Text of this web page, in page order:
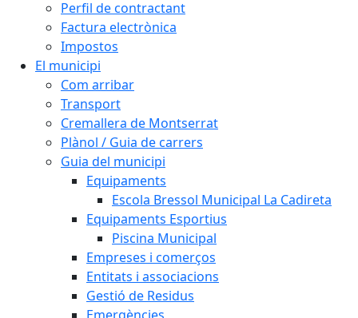
Perfil de contractant
Factura electrònica
Impostos
El municipi
Com arribar
Transport
Cremallera de Montserrat
Plànol / Guia de carrers
Guia del municipi
Equipaments
Escola Bressol Municipal La Cadireta
Equipaments Esportius
Piscina Municipal
Empreses i comerços
Entitats i associacions
Gestió de Residus